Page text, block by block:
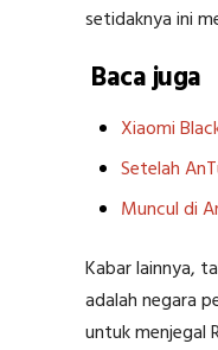
setidaknya ini
Baca juga
Xiaomi
Setelah
Muncul di
Kabar lainnya,
adalah negara
untuk menjegal